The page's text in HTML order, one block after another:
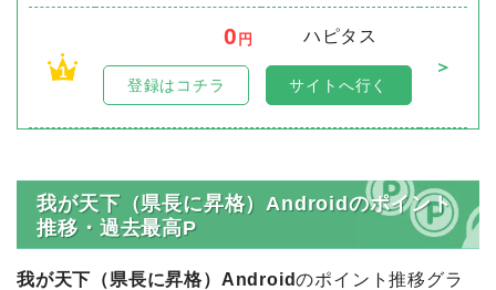
1
0 円
ハピタス
＞
登録はコチラ サイトへ行く
我が天下（県長に昇格）Androidのポイント
推移・過去最高P
我が天下（県長に昇格）Androidのポイント推移グラ